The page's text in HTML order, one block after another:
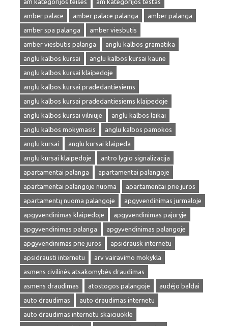
am kategorijos teises
am kategorijos testas
amber palace
amber palace palanga
amber palanga
amber spa palanga
amber viesbutis
amber viesbutis palanga
anglu kalbos gramatika
anglu kalbos kursai
anglu kalbos kursai kaune
anglu kalbos kursai klaipedoje
anglu kalbos kursai pradedantiesiems
anglu kalbos kursai pradedantiesiems klaipedoje
anglu kalbos kursai vilniuje
anglu kalbos laikai
anglu kalbos mokymasis
anglu kalbos pamokos
anglu kursai
anglu kursai klaipeda
anglu kursai klaipedoje
antro lygio signalizacija
apartamentai palanga
apartamentai palangoje
apartamentai palangoje nuoma
apartamentai prie juros
apartamentų nuoma palangoje
apgyvendinimas jurmaloje
apgyvendinimas klaipedoje
apgyvendinimas pajuryje
apgyvendinimas palanga
apgyvendinimas palangoje
apgyvendinimas prie juros
apsidrausk internetu
apsidrausti internetu
arv vairavimo mokykla
asmens civilinės atsakomybės draudimas
asmens draudimas
atostogos palangoje
audėjo baldai
auto draudimas
auto draudimas internetu
auto draudimas internetu skaiciuokle